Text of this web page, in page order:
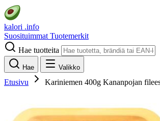
kalori .info
Suosituimmat Tuotemerkit
Hae tuotteita
Hae Valikko
Etusivu Kariniemen 400g Kananpojan